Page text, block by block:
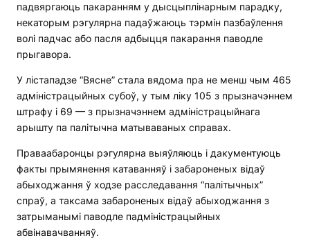
падвяргаюць пакаранням у дысцыплінарным парадку,
некаторым рэгулярна падаўжаюць тэрмін пазбаўлення
волі падчас або пасля адбыцця пакарання паводле
прыгавора.
У лістападзе “Вясне” стала вядома пра не менш чым 465
адміністрацыйных субоў, у тым ліку 105 з прызначэннем
штрафу і 69 — з прызначэннем адміністрацыйнага
арышту па палітычна матываваных справах.
Праваабаронцы рэгулярна выяўляюць і дакументуюць
факты прымянення катаванняў і забароненых відаў
абыходжання ў ходзе расследавання “палітычных”
спраў, а таксама забароненых відаў абыходжання з
затрыманымі паводле падміністрацыйных
абвінавачванняў.